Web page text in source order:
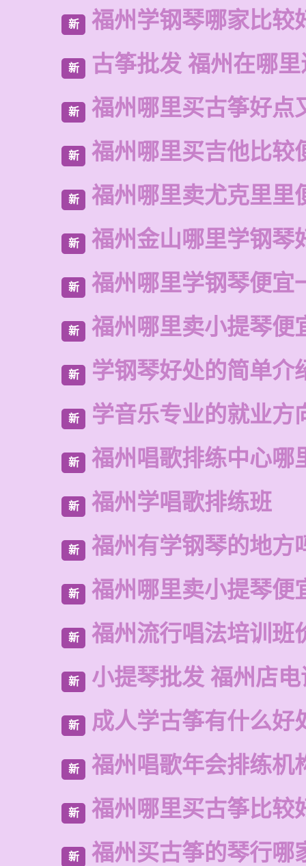
新 福州学钢琴哪家比较
新 古筝批发 福州在哪
新 福州哪里买古筝好点
新 福州哪里买吉他比较
新 福州哪里卖尤克里里
新 福州金山哪里学钢琴
新 福州哪里学钢琴便宜
新 福州哪里卖小提琴便
新 学钢琴好处的简单介
新 学音乐专业的就业方
新 福州唱歌排练中心哪
新 福州学唱歌排练班
新 福州有学钢琴的地方
新 福州哪里卖小提琴便
新 福州流行唱法培训班
新 小提琴批发 福州店
新 成人学古筝有什么好
新 福州唱歌年会排练机
新 福州哪里买古筝比较
新 福州买古筝的琴行哪